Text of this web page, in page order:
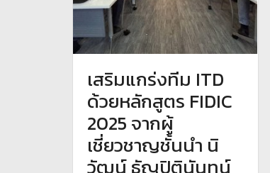
เสริมแกร่งทีม ITD
ด้วยหลักสูตร FIDIC
2025 จากผู้
เชี่ยวชาญชั้นนำ นิ
วัฒน์ ธัญปิตินันทน์